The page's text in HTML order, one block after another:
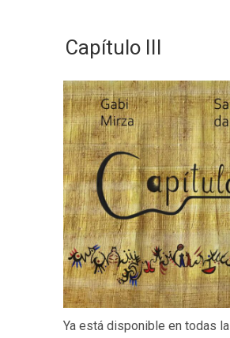
Capítulo III
Ya está disponible en todas la